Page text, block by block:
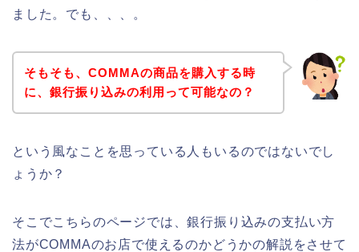
ました。でも、、、。
そもそも、COMMAの商品を購入する時
に、銀行振り込みの利用って可能なの？
という風なことを思っている人もいるのではないでし
ょうか？
そこでこちらのページでは、銀行振り込みの支払い方
法がCOMMAのお店で使えるのかどうかの解説をさせて